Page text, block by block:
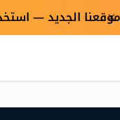
×